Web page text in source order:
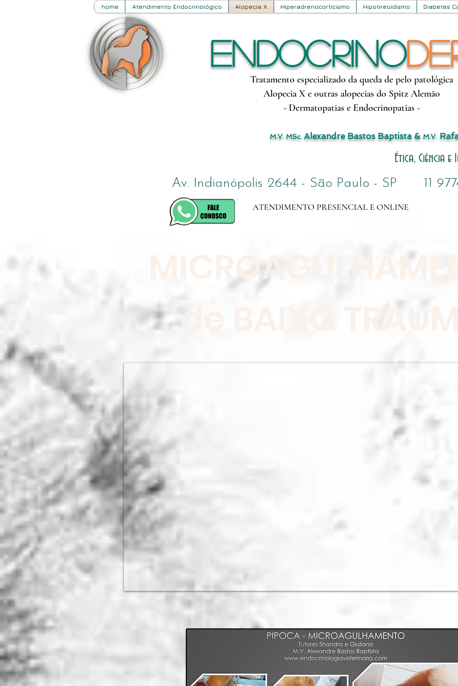
home Atendimento Endocrinológico Alopecia X Hiperadrenocorticismo Hipotireoidismo Diabetes
Endocrino
M.V. MSc. Alexandre Bastos Baptista & M.V.
Tratamento especializado da queda de pelo patológica
Alopecia X e outras alopecias do Spitz Alemão
- Dermatopatias e Endocrinopatias -
Ética, Ciência
Av. Indianópolis 2644 - São Paulo - SP 11
ATENDIMENTO PRESENCIAL E ONLINE
de BAIXO